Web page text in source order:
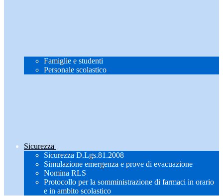
Famiglie e studenti
Personale scolastico
Sicurezza
Sicurezza D.Lgs.81.2008
Simulazione emergenza e prove di evacuazione
Nomina RLS
Protocollo per la somministrazione di farmaci in orario
e in ambito scolastico